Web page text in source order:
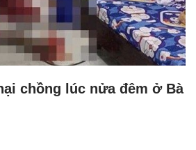
chồng lúc nửa đêm ở Bà